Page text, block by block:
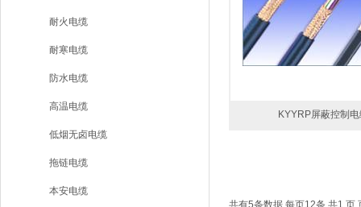
耐火电缆
耐寒电缆
防水电缆
高温电缆
低烟无卤电缆
拖链电缆
本安电缆
KYYRP屏蔽控制电
共有5条数据 每页12条 共1 页